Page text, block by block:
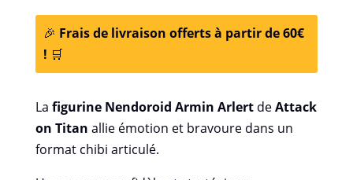
🎉 Frais de livraison offerts à partir de 60€
! 🛒
La figurine Nendoroid Armin ArlertdeAttack
on Titan allie émotion et bravoure dans un
format chibi articulé.